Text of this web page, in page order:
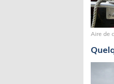
Aire de